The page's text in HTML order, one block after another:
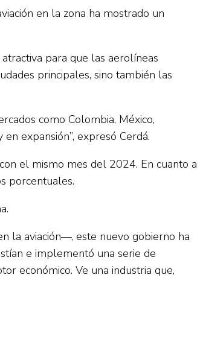
en la zona ha mostrado un
para que las aerolíneas
principales, sino también las
como Colombia, México,
expansión”, expresó Cerdá.
el mismo mes del 2024. En cuanto a
porcentuales.
la aviación—, este nuevo gobierno ha
e implementó una serie de
económico. Ve una industria que,